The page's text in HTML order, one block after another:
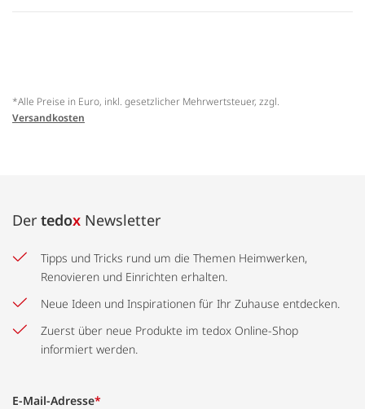
*Alle Preise in Euro, inkl. gesetzlicher Mehrwertsteuer, zzgl.
Versandkosten
Der tedox Newsletter
Tipps und Tricks rund um die Themen Heimwerken,
Renovieren und Einrichten erhalten.
Neue Ideen und Inspirationen für Ihr Zuhause entdecken.
Zuerst über neue Produkte im tedox Online-Shop
informiert werden.
E-Mail-Adresse*